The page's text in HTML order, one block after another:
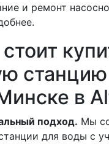
и ремонт
в
подход. Мы
для воды с